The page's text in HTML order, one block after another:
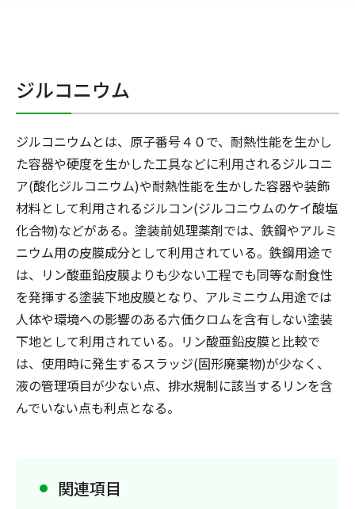
ジルコニウム
ジルコニウムとは、 原子番号４０で、耐熱性能を生かし
た容器や硬度を生かした工具などに利用されるジルコニ
ア(酸化ジルコニウム)や耐熱性能を生かした容器や装飾
材料として利用されるジルコン(ジルコニウムのケイ酸塩
化合物)などがある。塗装前処理薬剤では、鉄鋼やアルミ
ニウム用の皮膜成分として利用されている。鉄鋼用途で
は、リン酸亜鉛皮膜よりも少ない工程でも同等な耐食性
を発揮する塗装下地皮膜となり、アルミニウム用途では
人体や環境への影響のある六価クロムを含有しない塗装
下地として利用されている。リン酸亜鉛皮膜と比較で
は、使用時に発生するスラッジ(固形廃棄物)が少なく、
液の管理項目が少ない点、排水規制に該当するリンを含
んでいない点も利点となる。
関連項目